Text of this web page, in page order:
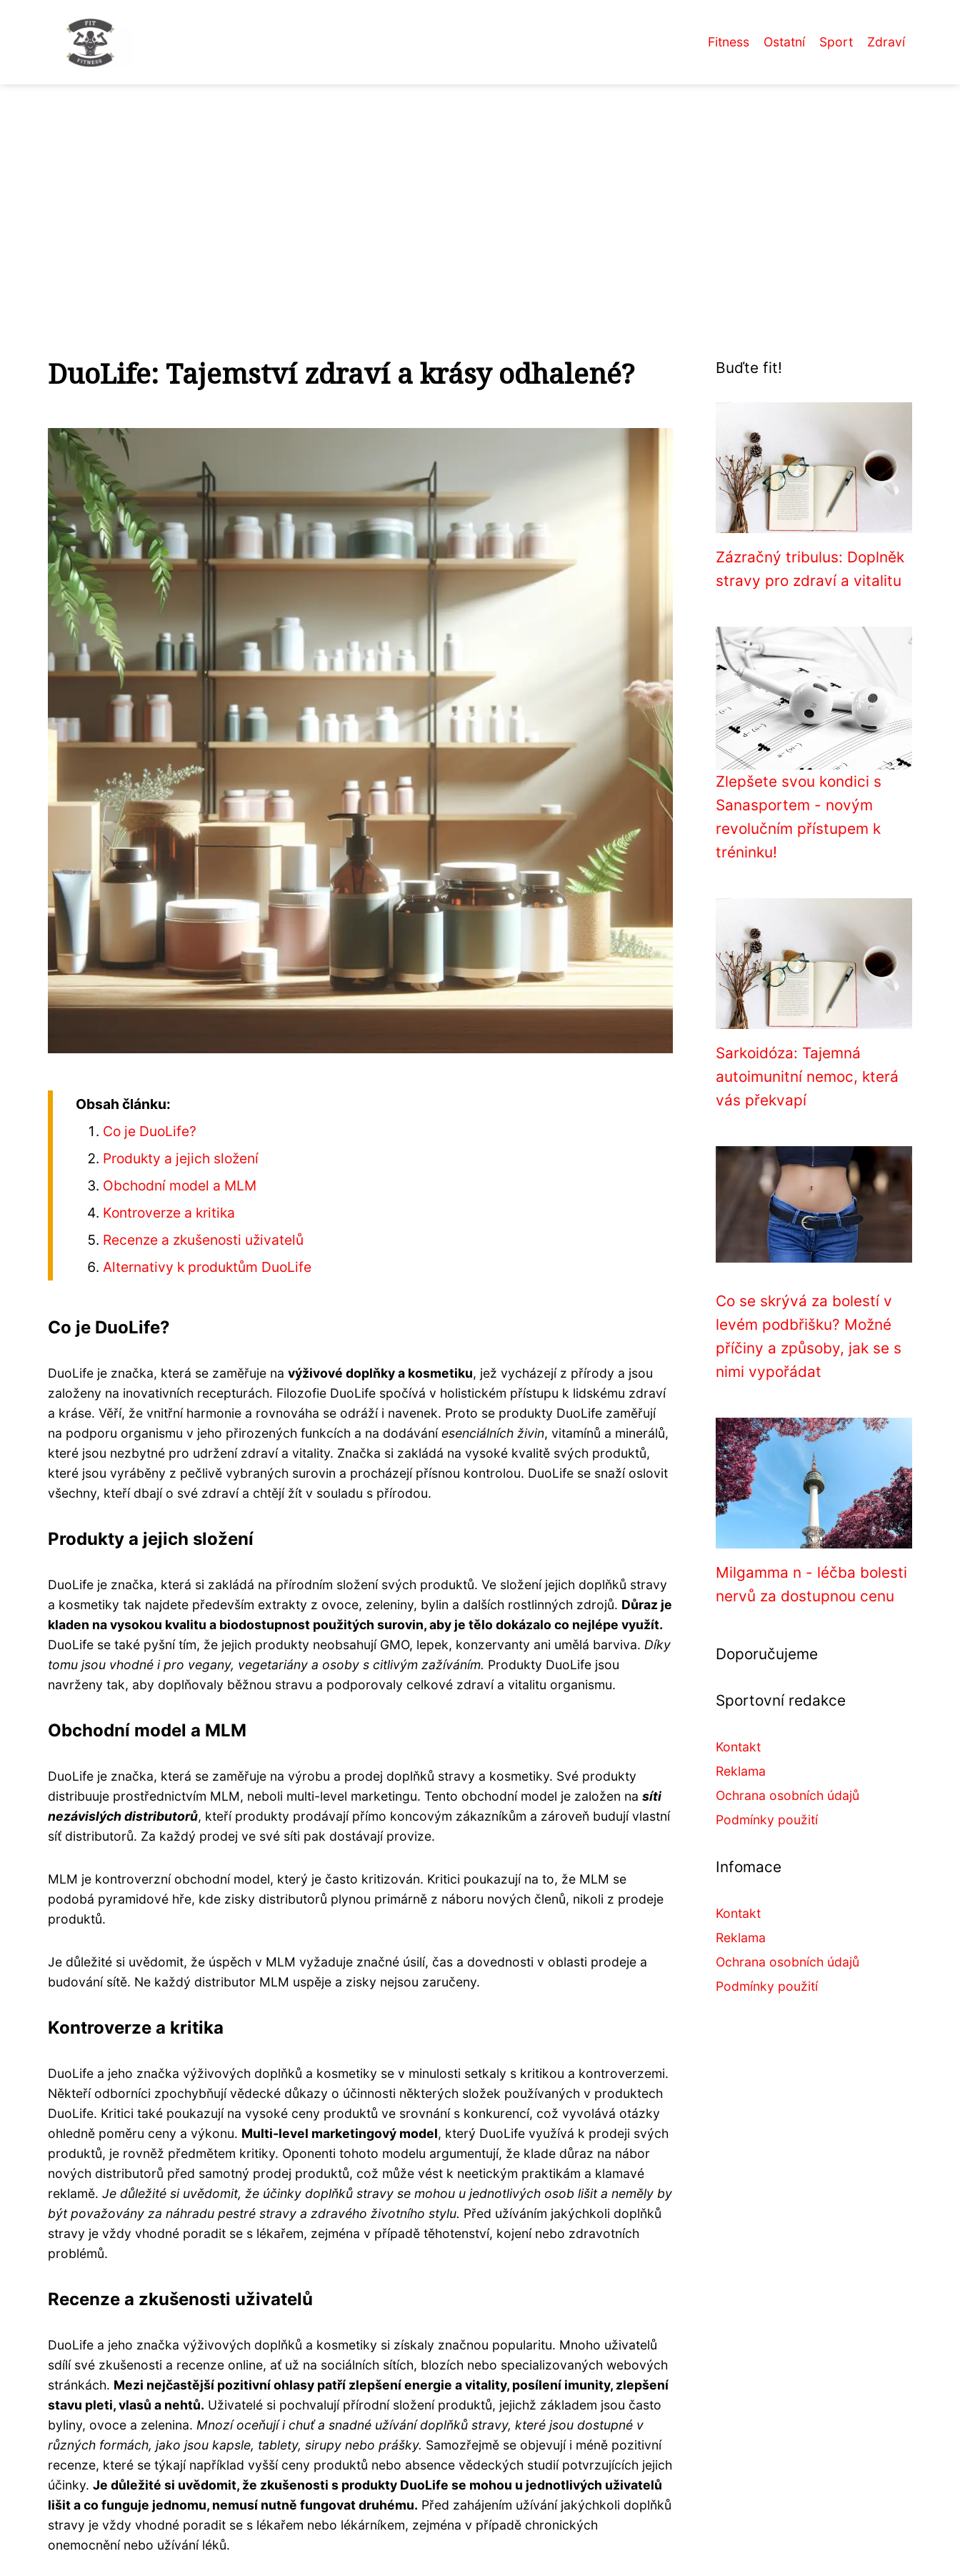
Fitness Ostatní Sport Zdraví
DuoLife: Tajemství zdraví a krásy odhalené?
Obsah článku:
Co je DuoLife?
Produkty a jejich složení
Obchodní model a MLM
Kontroverze a kritika
Recenze a zkušenosti uživatelů
Alternativy k produktům DuoLife
Co je DuoLife?
DuoLife je značka, která se zaměřuje na výživové doplňky a kosmetiku, jež vycházejí z přírody a jsou
založeny na inovativních recepturách. Filozofie DuoLife spočívá v holistickém přístupu k lidskému zdraví
a kráse. Věří, že vnitřní harmonie a rovnováha se odráží i navenek. Proto se produkty DuoLife zaměřují
na podporu organismu v jeho přirozených funkcích a na dodáváníesenciálních živin, vitamínů a minerálů,
které jsou nezbytné pro udržení zdraví a vitality. Značka si zakládá na vysoké kvalitě svých produktů,
které jsou vyráběny z pečlivě vybraných surovin a procházejí přísnou kontrolou. DuoLife se snaží oslovit
všechny, kteří dbají o své zdraví a chtějí žít v souladu s přírodou.
Produkty a jejich složení
DuoLife je značka, která si zakládá na přírodním složení svých produktů. Ve složení jejich doplňků stravy
a kosmetiky tak najdete především extrakty z ovoce, zeleniny, bylin a dalších rostlinných zdrojů. Důraz je
kladen na vysokou kvalitu a biodostupnost použitých surovin, aby je tělo dokázalo co nejlépe využít.
DuoLife se také pyšní tím, že jejich produkty neobsahují GMO, lepek, konzervanty ani umělá barviva. Díky
tomu jsou vhodné i pro vegany, vegetariány a osoby s citlivým zažíváním. Produkty DuoLife jsou
navrženy tak, aby doplňovaly běžnou stravu a podporovaly celkové zdraví a vitalitu organismu.
Obchodní model a MLM
DuoLife je značka, která se zaměřuje na výrobu a prodej doplňků stravy a kosmetiky. Své produkty
distribuuje prostřednictvím MLM, neboli multi-level marketingu. Tento obchodní model je založen na síti
nezávislých distributorů, kteří produkty prodávají přímo koncovým zákazníkům a zároveň budují vlastní
síť distributorů. Za každý prodej ve své síti pak dostávají provize.
MLM je kontroverzní obchodní model, který je často kritizován. Kritici poukazují na to, že MLM se
podobá pyramidové hře, kde zisky distributorů plynou primárně z náboru nových členů, nikoli z prodeje
produktů.
Je důležité si uvědomit, že úspěch v MLM vyžaduje značné úsilí, čas a dovednosti v oblasti prodeje a
budování sítě. Ne každý distributor MLM uspěje a zisky nejsou zaručeny.
Kontroverze a kritika
DuoLife a jeho značka výživových doplňků a kosmetiky se v minulosti setkaly s kritikou a kontroverzemi.
Někteří odborníci zpochybňují vědecké důkazy o účinnosti některých složek používaných v produktech
DuoLife. Kritici také poukazují na vysoké ceny produktů ve srovnání s konkurencí, což vyvolává otázky
ohledně poměru ceny a výkonu. Multi-level marketingový model, který DuoLife využívá k prodeji svých
produktů, je rovněž předmětem kritiky. Oponenti tohoto modelu argumentují, že klade důraz na nábor
nových distributorů před samotný prodej produktů, což může vést k neetickým praktikám a klamavé
reklamě. Je důležité si uvědomit, že účinky doplňků stravy se mohou u jednotlivých osob lišit a neměly by
být považovány za náhradu pestré stravy a zdravého životního stylu. Před užíváním jakýchkoli doplňků
stravy je vždy vhodné poradit se s lékařem, zejména v případě těhotenství, kojení nebo zdravotních
problémů.
Recenze a zkušenosti uživatelů
DuoLife a jeho značka výživových doplňků a kosmetiky si získaly značnou popularitu. Mnoho uživatelů
sdílí své zkušenosti a recenze online, ať už na sociálních sítích, blozích nebo specializovaných webových
stránkách. Mezi nejčastější pozitivní ohlasy patří zlepšení energie a vitality, posílení imunity, zlepšení
stavu pleti, vlasů a nehtů. Uživatelé si pochvalují přírodní složení produktů, jejichž základem jsou často
byliny, ovoce a zelenina. Mnozí oceňují i chuť a snadné užívání doplňků stravy, které jsou dostupné v
různých formách, jako jsou kapsle, tablety, sirupy nebo prášky. Samozřejmě se objevují i ​​méně pozitivní
recenze, které se týkají například vyšší ceny produktů nebo absence vědeckých studií potvrzujících jejich
účinky. Je důležité si uvědomit, že zkušenosti s produkty DuoLife se mohou u jednotlivých uživatelů
lišit a co funguje jednomu, nemusí nutně fungovat druhému. Před zahájením užívání jakýchkoli doplňků
stravy je vždy vhodné poradit se s lékařem nebo lékárníkem, zejména v případě chronických
onemocnění nebo užívání léků.
Buďte fit!
Zázračný tribulus: Doplněk
stravy pro zdraví a vitalitu
Zlepšete svou kondici s
Sanasportem - novým
revolučním přístupem k
tréninku!
Sarkoidóza: Tajemná
autoimunitní nemoc, která
vás překvapí
Co se skrývá za bolestí v
levém podbřišku? Možné
příčiny a způsoby, jak se s
nimi vypořádat
Milgamma n - léčba bolesti
nervů za dostupnou cenu
Doporučujeme
Sportovní redakce
Kontakt
Reklama
Ochrana osobních údajů
Podmínky použití
Infomace
Kontakt
Reklama
Ochrana osobních údajů
Podmínky použití